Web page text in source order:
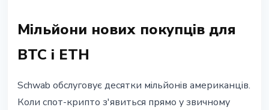
Мільйони нових покупців для
BTC і ETH
Schwab обслуговує десятки мільйонів американців.
Коли спот-крипто з'явиться прямо у звичному